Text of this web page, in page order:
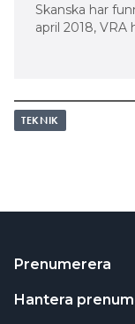
Skanska har
april 2018, VRA
TEKNIK
Prenumerera
Hantera